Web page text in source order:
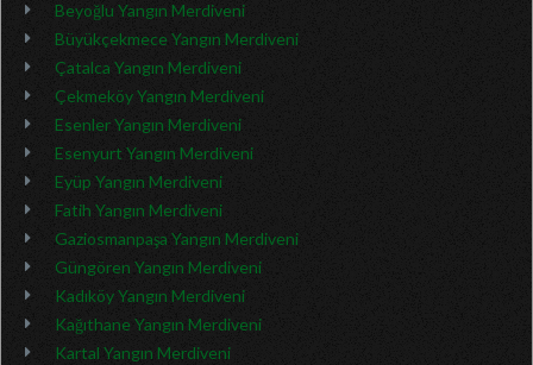
Beyoğlu Yangın Merdiveni
Büyükçekmece Yangın Merdiveni
Çatalca Yangın Merdiveni
Çekmeköy Yangın Merdiveni
Esenler Yangın Merdiveni
Esenyurt Yangın Merdiveni
Eyüp Yangın Merdiveni
Fatih Yangın Merdiveni
Gaziosmanpaşa Yangın Merdiveni
Güngören Yangın Merdiveni
Kadıköy Yangın Merdiveni
Kağıthane Yangın Merdiveni
Kartal Yangın Merdiveni